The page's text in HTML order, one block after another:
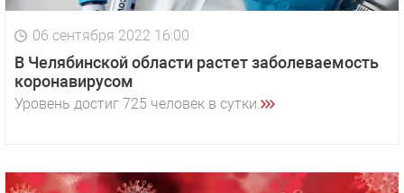
06 сентября 2022 16:00
В Челябинской области растет заболеваемость
коронавирусом
Уровень достиг 725 человек в сутки.